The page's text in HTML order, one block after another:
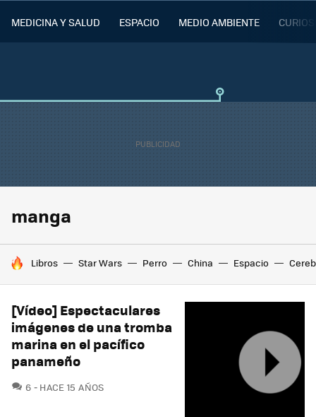
MEDICINA Y SALUD ESPACIO MEDIO AMBIENTE
manga
HOY SE HABLA DE
Libros Star Wars Perro China Espacio
[Vídeo] Espectaculares
imágenes de una tromba
marina en el pacífico
panameño
6 COMENTARIOS
HACE 15 AÑOS